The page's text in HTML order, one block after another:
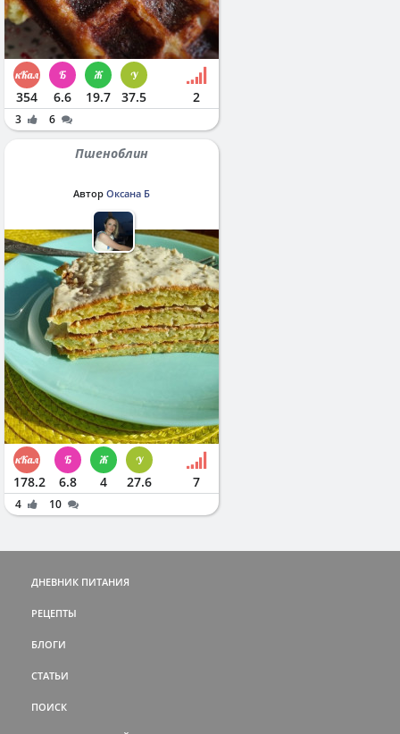
354 6.6 19.7 37.5 2
3 6
Пшеноблин
Автор Оксана Б
178.2 6.8 4 27.6 7
4 10
ДНЕВНИК ПИТАНИЯ
РЕЦЕПТЫ
БЛОГИ
СТАТЬИ
ПОИСК